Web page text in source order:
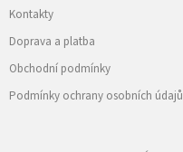
Kontakty
Doprava a platba
Obchodní podmínky
Podmínky ochrany osobních údajů